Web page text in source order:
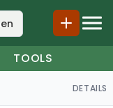
TOOLS
DETAILS